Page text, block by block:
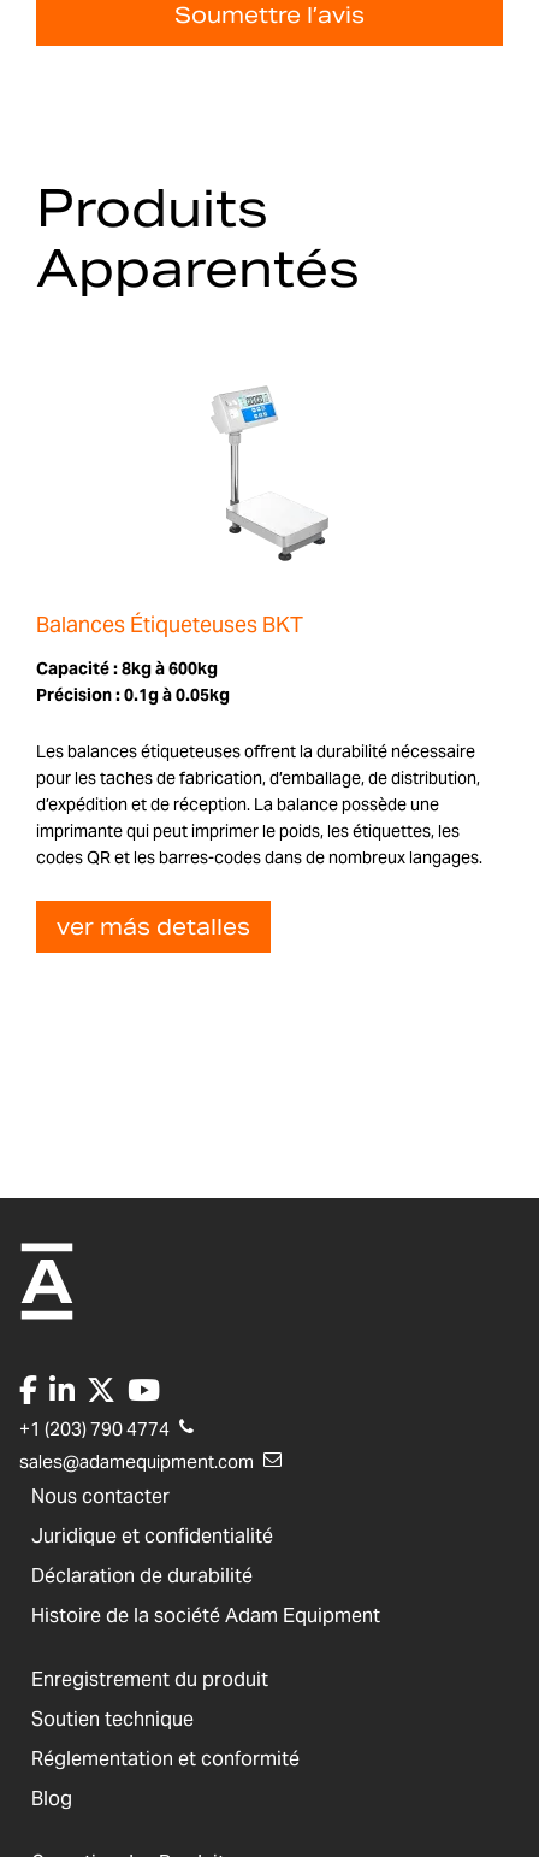
Soumettre l’avis
Produits
Apparentés
Balances Étiqueteuses BKT
Capacité :8kg à 600kg
Précision :0.1g à 0.05kg
Les balances étiqueteuses offrent la durabilité nécessaire
pour les taches de fabrication, d’emballage, de distribution,
d’expédition et de réception. La balance possède une
imprimante qui peut imprimer le poids, les étiquettes, les
codes QR et les barres-codes dans de nombreux langages.
ver más detalles
+1 (203) 790 4774
sales@adamequipment.com
Nous contacter
Juridique et confidentialité
Déclaration de durabilité
Histoire de la société Adam Equipment
Enregistrement du produit
Soutien technique
Réglementation et conformité
Blog